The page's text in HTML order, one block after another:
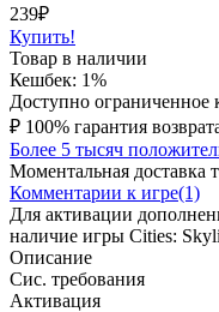
239₽
Купить!
Товар в наличии
Кешбек: 1%
Доступно ограниченное
₽ 100% гарантия
Более 5 тысяч
Моментальная доставка
Комментарии к игре(1)
Для активации
наличие игры Cities:
Описание
Сис. требования
Активация